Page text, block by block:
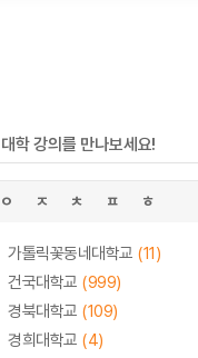
학 강의를 만나보세요!
ㅇ ㅈ ㅊ ㅍ ㅎ
가톨릭꽃동네대학교 (11)
건국대학교 (999)
경북대학교 (109)
경희대학교 (4)